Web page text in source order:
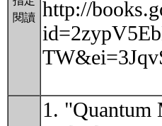
閱讀 http://
1. "Quantum